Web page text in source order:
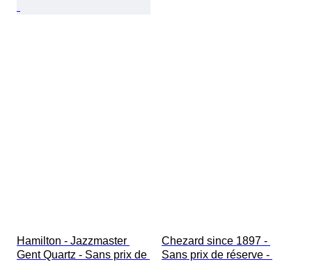
Hamilton - Jazzmaster
Gent Quartz - Sans prix de
Chezard since 1897 -
Sans prix de réserve -